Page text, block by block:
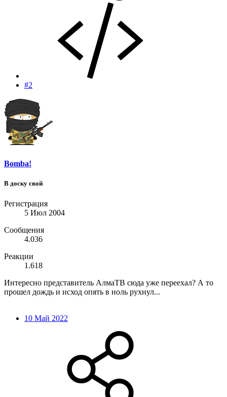
#2
Bomba!
В доску свой
Регистрация
5 Июл 2004
Сообщения
4.036
Реакции
1.618
Интересно представитель АлмаТВ сюда уже переехал? А то
прошел дождь и исход опять в ноль рухнул...
10 Май 2022